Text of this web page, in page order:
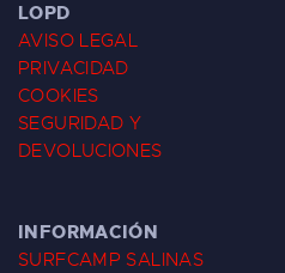
LOPD
AVISO LEGAL
PRIVACIDAD
COOKIES
SEGURIDAD Y
DEVOLUCIONES
INFORMACIÓN
SURFCAMP SALINAS